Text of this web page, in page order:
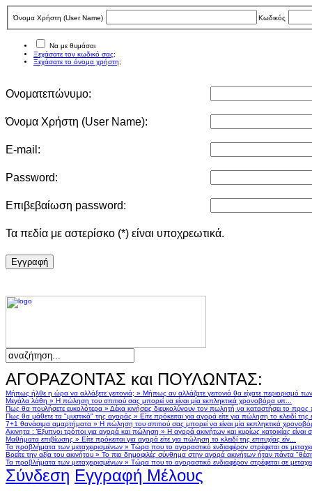
Όνομα Χρήστη (User Νame) Κωδικός
Να με θυμάσαι
Ξεχάσατε τον κωδικό σας;
Ξεχάσατε το όνομα χρήστη;
Ονοματεπώνυμο:
Όνομα Χρήστη (User Νame):
E-mail:
Password:
Επιβεβαίωση password:
Τα πεδία με αστερίσκο (*) είναι υποχρεωτικά.
Eγγραφή
ΑΓΟΡΑΖΟΝΤΑΣ και ΠΟΥΛΩΝΤΑΣ:
Μήπως ήλθε η ώρα να αλλάξετε γειτονιά; » Μήπως αν αλλάζατε γειτονιά θα είχατε περιορισμό
Μεγάλα λάθη » Η πώληση του σπιτιού σας μπορεί να είναι μία εκπληκτικά χρονοβόρα υπ...
Πως θα πουλήσετε ευκολότερα » Δέκα κινήσεις διευκολύνουν τον πωλητή να καταστήσει το
Πως θα μάθετε τα "μυστικά" της αγοράς » Είτε πρόκειται για αγορά είτε για πώληση το κλειδί της
7+1 θανάσιμα αμαρτήματα » Η πώληση του σπιτιού σας μπορεί να είναι μία εκπληκτικά
Ακινητα : Έξυπνοι τρόποι για αγορά και πώληση » Η αγορά ακινήτων και κυρίως κατοικίας
Μαθήματα επιβίωσης » Είτε πρόκειται για αγορά είτε για πώληση το κλειδί της επιτυχίας είν...
Τα προβλήματα των μεταχειρισμένων » Τώρα που το αγοραστικό ενδιαφέρον στρέφεται σε
Βρείτε την αξία του ακινήτου » Το πιο δημοφιλές σύνθημα στην αγορά ακινήτων ήταν πάντα
Τα προβλήματα των μεταχειρισμένων » Τώρα που το αγοραστικό ενδιαφέρον στρέφεται σε
Σύνδεση Εγγραφή Μέλους